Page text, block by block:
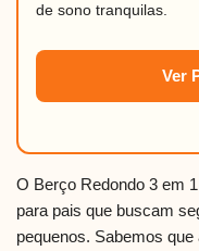
de sono tranquilas.
Ver
O Berço Redondo 3 em
para pais que buscam
pequenos. Sabemos